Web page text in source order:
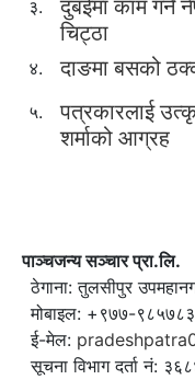
३.
दुबईमा काम गर्ने
चिट्ठा
४. दाङमा बसको
५.
पत्रकारलाई
शर्माको आग्रह
पाञ्चजन्य सञ्चार प्रा.लि.
ठेगाना: तुलसीपुर
मोबाइल: +९७७-
ई-मेल:
सूचना विभाग दर्ता नं: